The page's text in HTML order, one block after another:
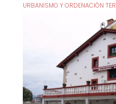
URBANISMO Y ORDENACIÓN